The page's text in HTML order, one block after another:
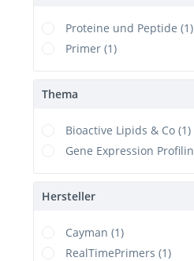
Proteine und Peptide (1)
Primer (1)
Thema
Bioactive Lipids & Co (1)
Hersteller
Cayman (1)
RealTimePrimers (1)